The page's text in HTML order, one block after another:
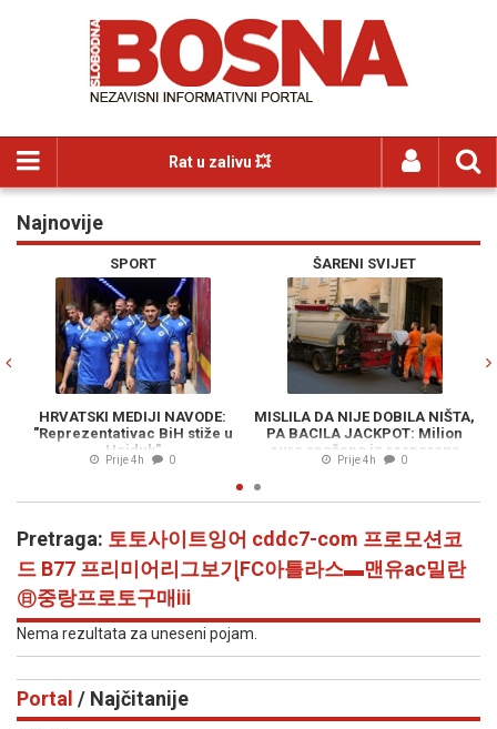
Rat u zalivu 💥
Najnovije
SPORT
HRVATSKI MEDIJI NAVODE:
"Reprezentativac BiH stiže u
Hajduk"
Prije 4h 0
ŠARENI SVIJET
MISLILA DA NIJE DOBILA NIŠTA,
PA BACILA JACKPOT: Milion
eura spašeno iz rasparane
vreće
Prije 4h 0
Pretraga: 토토사이트잉어 cddc7-com 프로모션코
드 B77 프리미어리그보기ุFC아틀라스▬맨유ac밀란
㊐중랑프로토구매ⅲ
Nema rezultata za uneseni pojam.
Portal / Najčitanije